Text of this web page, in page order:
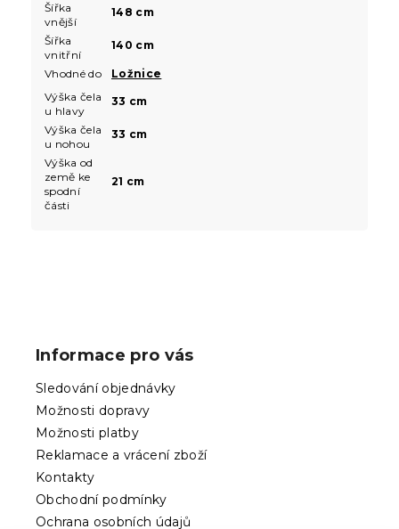
Šířka
vnější
148 cm
Šířka
vnitřní
140 cm
Vhodné do
Ložnice
Výška čela
u hlavy
33 cm
Výška čela
u nohou
33 cm
Výška od
země ke
spodní
části
21 cm
Informace pro vás
Sledování objednávky
Možnosti dopravy
Možnosti platby
Reklamace a vrácení zboží
Kontakty
Obchodní podmínky
Ochrana osobních údajů